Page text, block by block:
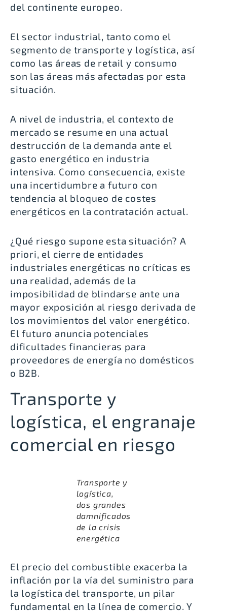
del continente europeo.
El sector industrial, tanto como el
segmento de transporte y logística, así
como las áreas de retail y consumo
son las áreas más afectadas por esta
situación.
A nivel de industria, el contexto de
mercado se resume en una actual
destrucción de la demanda ante el
gasto energético en industria
intensiva. Como consecuencia, existe
una incertidumbre a futuro con
tendencia al bloqueo de costes
energéticos en la contratación actual.
¿Qué riesgo supone esta situación? A
priori, el cierre de entidades
industriales energéticas no críticas es
una realidad, además de la
imposibilidad de blindarse ante una
mayor exposición al riesgo derivada de
los movimientos del valor energético.
El futuro anuncia potenciales
dificultades financieras para
proveedores de energía no domésticos
o B2B.
Transporte y
logística, el engranaje
comercial en riesgo
Transporte y
logística,
dos grandes
damnificados
de la crisis
energética
El precio del combustible exacerba la
inflación por la vía del suministro para
la logística del transporte, un pilar
fundamental en la línea de comercio. Y